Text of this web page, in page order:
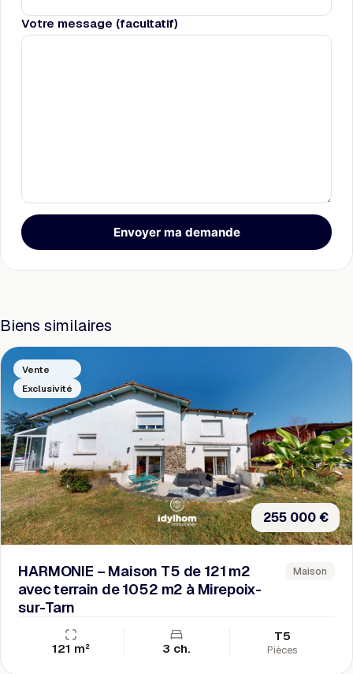
Votre message (facultatif)
Biens similaires
Vente
Exclusivité
255 000 €
HARMONIE – Maison T5 de 121 m2
avec terrain de 1052 m2 à Mirepoix-
sur-Tarn
Maison
121 m² 3 ch.
T5
Pièces